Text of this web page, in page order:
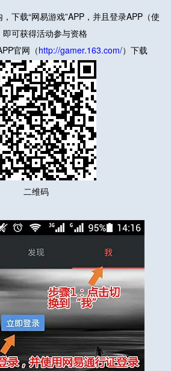
载“网易游戏”APP，并且登录APP（使
可获得活动参与资格
官网（http://gamer.163.com/）下载
二维码